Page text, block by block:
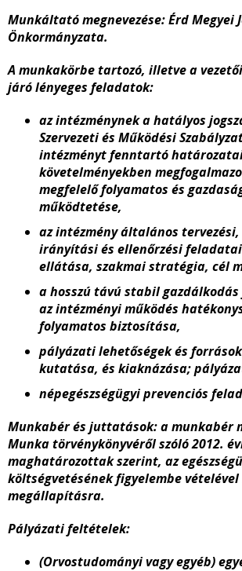
Munkáltató megnevezése: Érd Megyei
Önkormányzata.
A munkakörbe tartozó, illetve a
járó lényeges feladatok:
az intézménynek a hatályos
Szervezeti és Működési
intézményt fenntartó
követelményekben
megfelelő folyamatos és
működtetése,
az intézmény általános tervezési,
irányítási és ellenőrzési
ellátása, szakmai stratégia, cél
a hosszú távú stabil
az intézményi működés
folyamatos biztosítása,
pályázati lehetőségek és
kutatása, és kiaknázása;
népegészségügyi prevenciós
Munkabér és juttatások: amunkabér
Munka törvénykönyvéről szóló 2012.
maghatározottak szerint, az
költségvetésének figyelembe
megállapításra.
Pályázati feltételek:
(Orvostudományi vagy egyéb)